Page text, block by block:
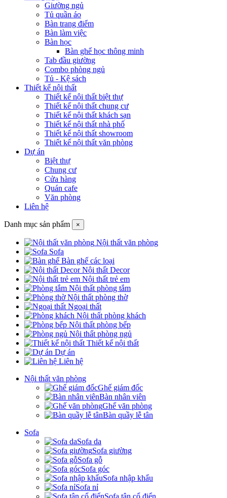
Giường ngủ
Tủ quần áo
Bàn trang điểm
Bàn làm việc
Bàn học
Bàn ghế học thông minh
Tab đầu giường
Combo phòng ngủ
Tủ - Kệ sách
Thiết kế nội thất
Thiết kế nội thất biệt thự
Thiết kế nội thất chung cư
Thiết kế nội thất khách sạn
Thiết kế nội thất nhà phố
Thiết kế nội thất showroom
Thiết kế nội thất văn phòng
Dự án
Biệt thự
Chung cư
Cửa hàng
Quán cafe
Văn phòng
Liên hệ
Danh mục sản phẩm ×
Nội thất văn phòng
Sofa
Bàn ghế các loại
Nội thất Decor
Nội thất trẻ em
Nội thất phòng tắm
Nội thất phòng thờ
Ngoại thất
Nội thất phòng khách
Nội thất phòng bếp
Nội thất phòng ngủ
Thiết kế nội thất
Dự án
Liên hệ
Nội thất văn phòng
Ghế giám đốc
Bàn nhân viên
Ghế văn phòng
Bàn quầy lễ tân
Sofa
Sofa da
Sofa giường
Sofa gỗ
Sofa góc
Sofa nhập khẩu
Sofa nỉ